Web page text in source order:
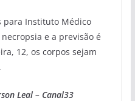
para Instituto Médico
e a previsão é
12, os corpos sejam
Leal – Canal33